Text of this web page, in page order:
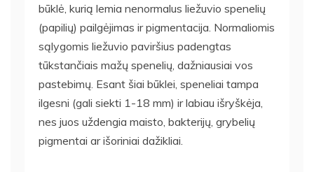
būklė, kurią lemia nenormalus liežuvio spenelių
(papilių) pailgėjimas ir pigmentacija. Normaliomis
sąlygomis liežuvio paviršius padengtas
tūkstančiais mažų spenelių, dažniausiai vos
pastebimų. Esant šiai būklei, speneliai tampa
ilgesni (gali siekti 1-18 mm) ir labiau išryškėja,
nes juos uždengia maisto, bakterijų, grybelių
pigmentai ar išoriniai dažikliai.